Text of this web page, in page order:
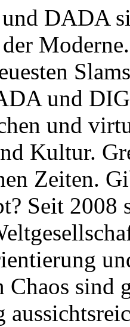
DADA
und
und
Kultur.
Zeiten.
Seit 2008
Chaos sind